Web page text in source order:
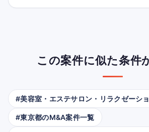
この案件に似た条件
#美容室・エステサロン・リラクゼーシ
#東京都のM&A案件一覧